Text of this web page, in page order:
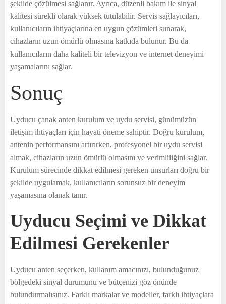
şekilde çözülmesi sağlanır. Ayrıca, düzenli bakım ile sinyal
kalitesi sürekli olarak yüksek tutulabilir. Servis sağlayıcıları,
kullanıcıların ihtiyaçlarına en uygun çözümleri sunarak,
cihazların uzun ömürlü olmasına katkıda bulunur. Bu da
kullanıcıların daha kaliteli bir televizyon ve internet deneyimi
yaşamalarını sağlar.
Sonuç
Uyducu çanak anten kurulum ve uydu servisi, günümüzün
iletişim ihtiyaçları için hayati öneme sahiptir. Doğru kurulum,
antenin performansını artırırken, profesyonel bir uydu servisi
almak, cihazların uzun ömürlü olmasını ve verimliliğini sağlar.
Kurulum sürecinde dikkat edilmesi gereken unsurları doğru bir
şekilde uygulamak, kullanıcıların sorunsuz bir deneyim
yaşamasına olanak tanır.
Uyducu Seçimi ve Dikkat
Edilmesi Gerekenler
Uyducu anten seçerken, kullanım amacınızı, bulunduğunuz
bölgedeki sinyal durumunu ve bütçenizi göz önünde
bulundurmalısınız. Farklı markalar ve modeller, farklı ihtiyaçlara